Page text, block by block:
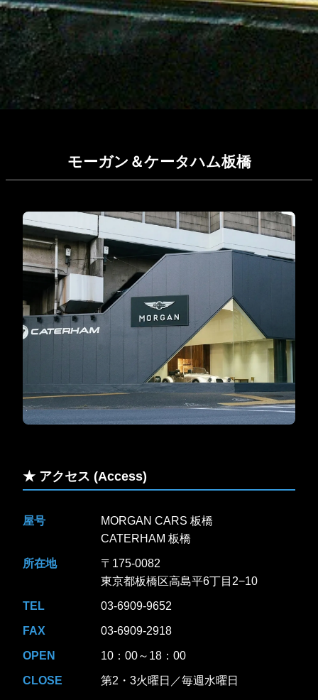
モーガン＆ケータハム板橋
★ アクセス (Access)
屋号
MORGAN CARS 板橋
CATERHAM 板橋
所在地
〒175-0082
東京都板橋区高島平6丁目2−10
TEL 03-6909-9652
FAX 03-6909-2918
OPEN 10：00～18：00
CLOSE 第2・3火曜日／毎週水曜日